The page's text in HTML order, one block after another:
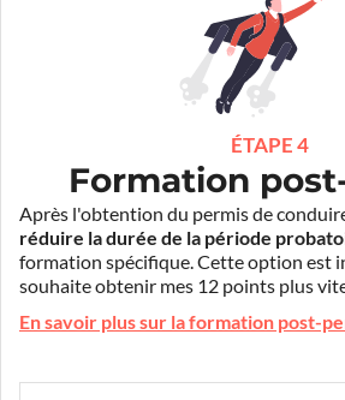
ÉTAPE 4
Formation
Après l'obtention du permis de
réduire la durée de la période
formation spécifique. Cette option est
souhaite obtenir mes 12 points plus
En savoir plus sur la formation post-